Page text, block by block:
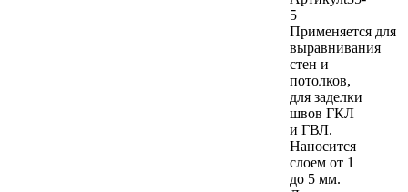
5
Применяется для
выравнивания
стен и
потолков,
для заделки
швов ГКЛ
и ГВЛ.
Наносится
слоем от 1
до 5 мм.